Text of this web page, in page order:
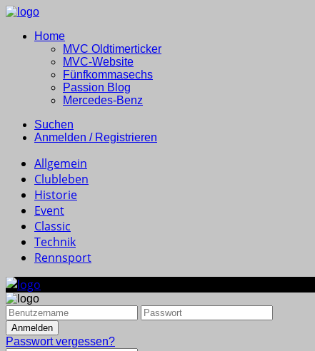
Home
MVC Oldtimerticker
MVC-Website
Fünfkommasechs
Passion Blog
Mercedes-Benz
Suchen
Anmelden / Registrieren
Allgemein
Clubleben
Historie
Event
Classic
Technik
Rennsport
Passwort vergessen?